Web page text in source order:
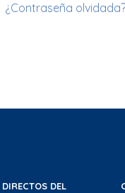
¿Contraseña olvidada?
DIRECTOS DEL